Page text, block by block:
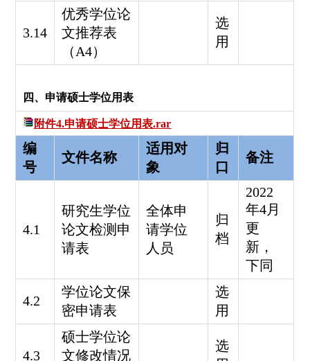
3.14
优秀学位论
文推荐表
（A4）
选
用
四、申请硕士学位用表
附件4.申请硕士学位用表.rar
编
号
文件名称
适用对
象
归
口
备注
4.1
研究生学位
论文检测申
请表
全体申
请学位
人员
归
档
2022
年4月
更
新，
下同
4.2
学位论文保
密申请表
选
用
4.3
硕士学位论
文修改情况
选